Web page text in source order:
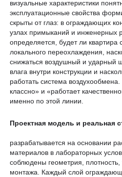
визуальные характеристики
эксплуатационные свойства
скрыты от глаз: в ограждающих
узлах примыканий и инженерных
определяется, будет ли квартира
локального переохлаждения,
снижаться воздушный и ударный
влага внутри конструкции и
работать система
классно» и «работает
именно по этой
Проектная модель и реальная
разрабатывается на основании
материалов в лабораторных
соблюдены геометрия,
монтажа. Каждый слой